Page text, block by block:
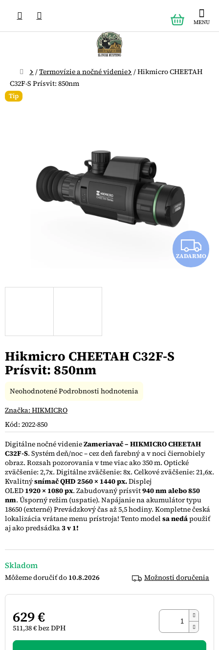
obsah
KOŠÍK
Domov
/Termovízie a nočné videnie /Hikmicro CHEETAH
C32F-S Prísvit: 850nm
Tip
Z
A
ZADARMO
Hikmicro CHEETAH C32F-S
Prísvit: 850nm
Kód: 2022-850
Skladom
10.8.2026 Možnosti doručenia
629 €
511,38 € bez DPH
Jednotková
Digitálne nočné videnieZameriavač – HIKMICRO CHEETAH
C32F-S. Systém deň/noc – cez deň farebný a v noci čiernobiely
obraz. Rozsah pozorovania v tme viac ako 350 m. Optické
zväčšenie: 2,7x. Digitálne zväčšenie: 8x. Celkové zväčšenie: 21,6x.
Kvalitnýsnímač QHD 2560 × 1440 px.Displej
OLED 1920 × 1080 px. Zabudovaný prísvit940 nm alebo 850
nm. Úsporný režim (uspatie). Napájanie na akumulátor typu
18650 (externé) Prevádzkový čas až 5,5 hodiny. Kompletne česká
lokalizácia vrátane menu prístroja! Tento model sa nedápoužiť
aj ako predsádka3 v 1!
Priemerné
produktu
0,0
5
hviezdičiek.
NeohodnotenéPodrobnosti hodnotenia
Značka: HIKMICRO